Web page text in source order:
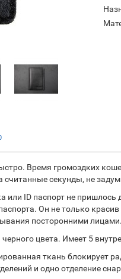
Время громоздких
секунды, не
или ID паспорт не
Он не только
посторонними лицами.
цвета. Имеет 5
ткань блокирует
и одно отделение